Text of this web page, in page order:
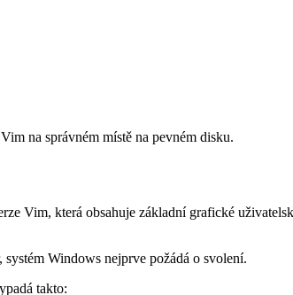
na správném místě na pevném disku.
Vim, která obsahuje základní grafické
systém Windows nejprve požádá o svolení.
takto: